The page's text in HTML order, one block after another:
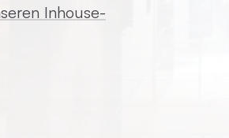
Inhouse-